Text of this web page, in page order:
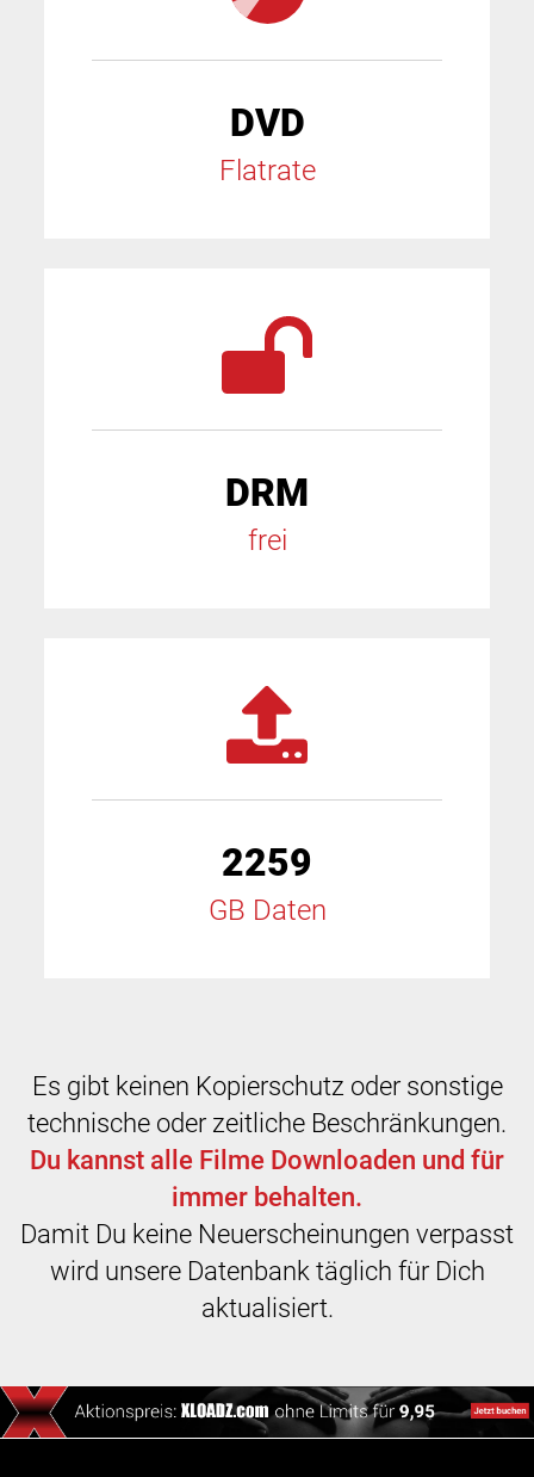
DVD
Flatrate
DRM
frei
2259
GB Daten
Es gibt keinen Kopierschutz oder sonstige
technische oder zeitliche Beschränkungen.
Du kannst alle Filme Downloaden und für
immer behalten.
Damit Du keine Neuerscheinungen verpasst
wird unsere Datenbank täglich für Dich
aktualisiert.